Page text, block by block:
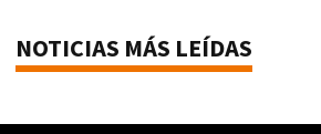
NOTICIAS MÁS LEÍDAS